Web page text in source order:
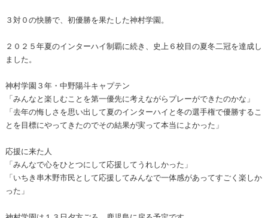
３対０の快勝で、初優勝を果たした神村学園。
２０２５年夏のインターハイ制覇に続き、史上６校目の夏冬二冠を達成し
ました。
神村学園３年・中野陽斗キャプテン
「みんなと楽しむことを第一優先に考えながらプレーができたのかな」
「去年の悔しさを思い出して夏のインターハイと冬の選手権で優勝するこ
とを目標にやってきたのでその結果が実って本当によかった」
応援に来た人
「みんなで心をひとつにして応援してうれしかった」
「いちき串木野市民として応援してみんなで一体感があってすごく楽しか
った」